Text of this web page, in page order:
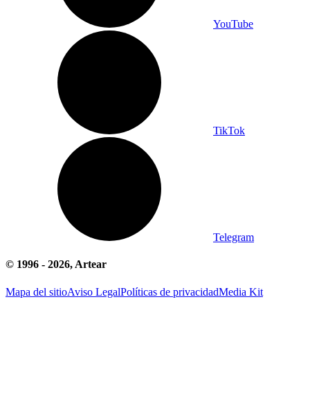
YouTube
TikTok
Telegram
© 1996 - 2026, Artear
Mapa del sitioAviso LegalPolíticas de privacidadMedia Kit